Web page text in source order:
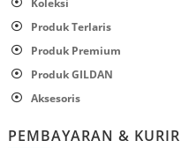
Produk Terlaris
Produk Premium
Produk GILDAN
Aksesoris
PEMBAYARAN & KURIR